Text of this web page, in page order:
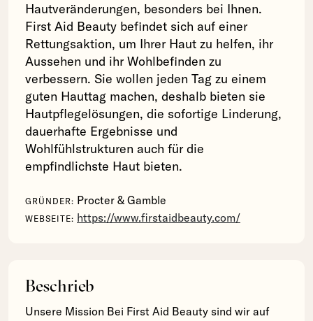
Hautveränderungen, besonders bei Ihnen.
First Aid Beauty befindet sich auf einer
Rettungsaktion, um Ihrer Haut zu helfen, ihr
Aussehen und ihr Wohlbefinden zu
verbessern. Sie wollen jeden Tag zu einem
guten Hauttag machen, deshalb bieten sie
Hautpflegelösungen, die sofortige Linderung,
dauerhafte Ergebnisse und
Wohlfühlstrukturen auch für die
empfindlichste Haut bieten.
GRÜNDER: Procter & Gamble
WEBSEITE: https://www.firstaidbeauty.com/
Beschrieb
Unsere Mission Bei First Aid Beauty sind wir auf